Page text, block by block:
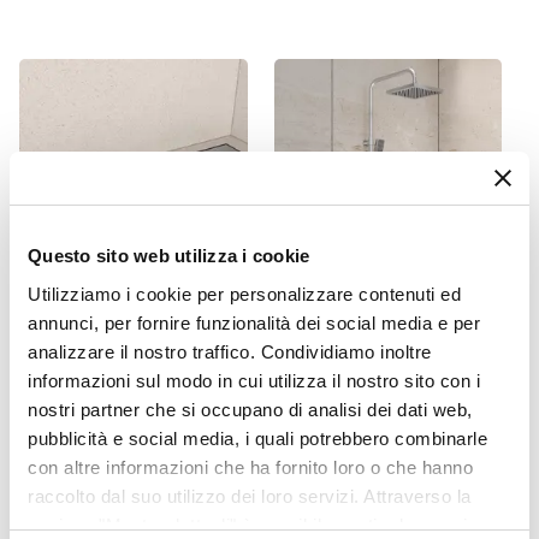
Questo sito web utilizza i cookie
Utilizziamo i cookie per personalizzare contenuti ed
annunci, per fornire funzionalità dei social media e per
analizzare il nostro traffico. Condividiamo inoltre
informazioni sul modo in cui utilizza il nostro sito con i
nostri partner che si occupano di analisi dei dati web,
pubblicità e social media, i quali potrebbero combinarle
con altre informazioni che ha fornito loro o che hanno
raccolto dal suo utilizzo dei loro servizi. Attraverso la
sezione "Mostra dettagli" è possibile gestire le proprie
Dimensione Entrata
Materiale Anta
Anticalcare
Si
Spessore Anta
8 mm
Materiale Profilo
Alluminio
Finitura Profilo
Cromato
CODICE:CNL5A
Canalina doccia 50 cm
cover in acciaio inox -
Stiletto
€ 56,00
CODICE:OTTAVIA
Colonna doccia telescopica
con presa acqua per
miscelatori da incasso -
Canada
€ 71,00